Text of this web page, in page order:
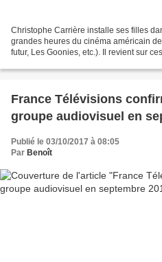
Christophe Carrière installe ses filles
grandes heures du cinéma américain
futur, Les Goonies, etc.). Il revient sur
France Télévisions
groupe audiovisuel en
Publié le 03/10/2017 à 08:05
Par Benoît